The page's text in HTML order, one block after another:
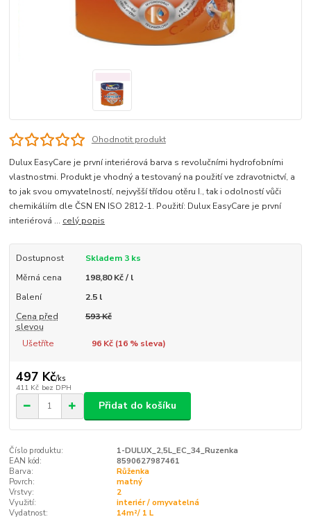
Ohodnotit produkt
Dulux EasyCare je první interiérová barva s revolučními hydrofobními
vlastnostmi. Produkt je vhodný a testovaný na použití ve zdravotnictví, a
to jak svou omyvatelností, nejvyšší třídou otěru I., tak i odolností vůči
chemikáliím dle ČSN EN ISO 2812-1. Použití: Dulux EasyCare je první
interiérová ... celý popis
Dostupnost
Skladem 3 ks
Měrná cena
198,80 Kč / l
Balení
2.5 l
Cena před
slevou
593 Kč
Ušetříte 96 Kč (16% sleva)
497 Kč/ks
411 Kč bez DPH
Přidat do košíku
Číslo produktu:
1-DULUX_2,5L_EC_34_Ruzenka
EAN kód:
8590627987461
Barva:
Růženka
Povrch:
matný
Vrstvy:
2
Využití:
interiér / omyvatelná
Vydatnost:
14m²/ 1 L